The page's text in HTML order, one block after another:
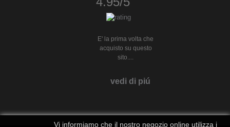
E' la prima volta che
acquisto su questo
sito....
vedi di piú
Vi informiamo che il nostro negozio online utilizza i